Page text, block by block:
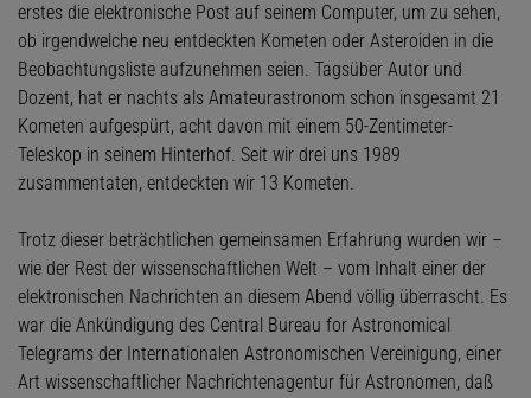
erstes die elektronische Post auf seinem Computer, um zu sehen,
ob irgendwelche neu entdeckten Kometen oder Asteroiden in die
Beobachtungsliste aufzunehmen seien. Tagsüber Autor und
Dozent, hat er nachts als Amateurastronom schon insgesamt 21
Kometen aufgespürt, acht davon mit einem 50-Zentimeter-
Teleskop in seinem Hinterhof. Seit wir drei uns 1989
zusammentaten, entdeckten wir 13 Kometen.
Trotz dieser beträchtlichen gemeinsamen Erfahrung wurden wir –
wie der Rest der wissenschaftlichen Welt – vom Inhalt einer der
elektronischen Nachrichten an diesem Abend völlig überrascht. Es
war die Ankündigung des Central Bureau for Astronomical
Telegrams der Internationalen Astronomischen Vereinigung, einer
Art wissenschaftlicher Nachrichtenagentur für Astronomen, daß